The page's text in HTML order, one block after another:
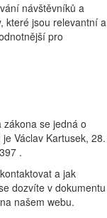
návštěvníků a
které jsou relevantní a
pro
se jedná o
Václav Kartusek, 28.
.
a jak
dozvíte v dokumentu
našem webu.